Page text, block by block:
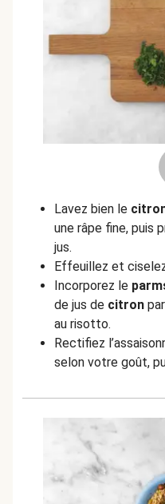
Lavez bien le
une râpe fine, puis
jus.
Effeuillez et
Incorporez le
de jus de citron
au risotto.
Rectifiez
selon votre goût,